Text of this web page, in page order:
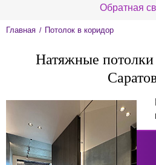
Обратная
Главная / Потолок в коридор
Натяжные потолки